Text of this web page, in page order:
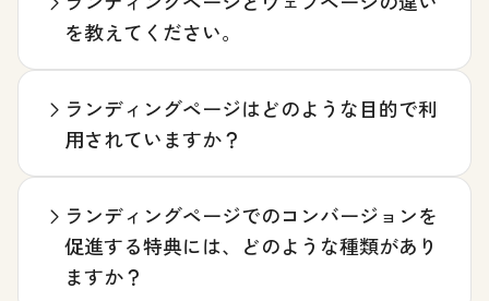
を教えてください。
ランディングページはどのような目的で利
用されていますか？
ランディングページでのコンバージョンを
促進する特典には、どのような種類があり
ますか？